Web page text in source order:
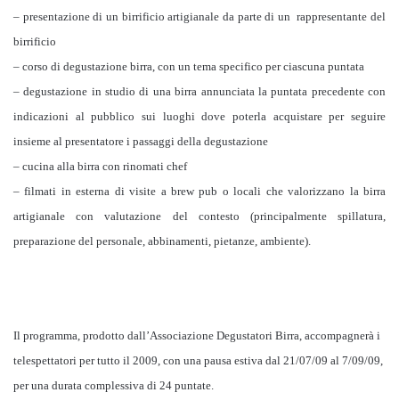
– presentazione di un birrificio artigianale da parte di un rappresentante del
birrificio
– corso di degustazione birra, con un tema specifico per ciascuna puntata
– degustazione in studio di una birra annunciata la puntata precedente con
indicazioni al pubblico sui luoghi dove poterla acquistare per seguire
insieme al presentatore i passaggi della degustazione
– cucina alla birra con rinomati chef
– filmati in esterna di visite a brew pub o locali che valorizzano la birra
artigianale con valutazione del contesto (principalmente spillatura,
preparazione del personale, abbinamenti, pietanze, ambiente).
Il programma, prodotto dall’Associazione Degustatori Birra, accompagnerà i
telespettatori per tutto il 2009, con una pausa estiva dal 21/07/09 al 7/09/09,
per una durata complessiva di 24 puntate.